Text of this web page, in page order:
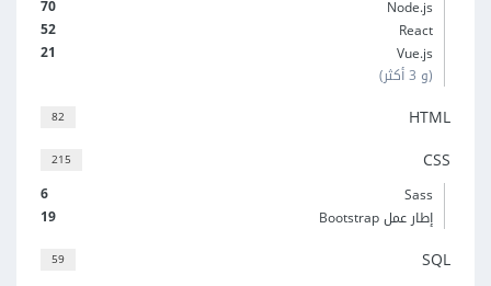
70
Node.js
52
React
21
Vue.js
(و 3 أكثر)
82 HTML
215 CSS
6
Sass
19
إطار عمل Bootstrap
59 SQL